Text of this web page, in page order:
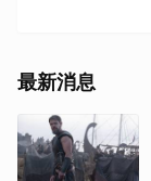
最新消息